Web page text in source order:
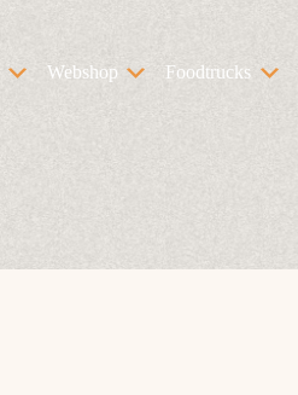
Webshop Foodtrucks